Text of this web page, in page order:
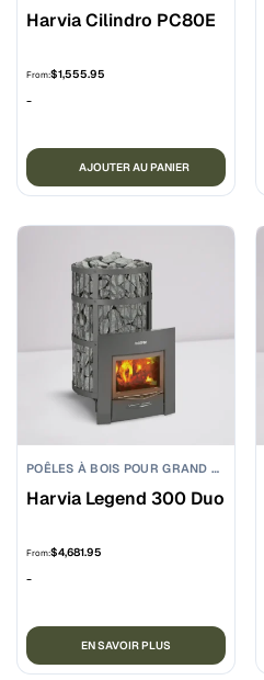
Harvia Cilindro PC80E
From:$1,555.95
-
AJOUTER AU PANIER
POÊLES À BOIS POUR GRAND SAUNA
Harvia Legend 300 Duo
From:$4,681.95
-
EN SAVOIR PLUS